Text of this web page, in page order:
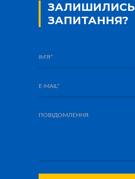
ЗАЛИШИЛИСЬ
ЗАПИТАННЯ?